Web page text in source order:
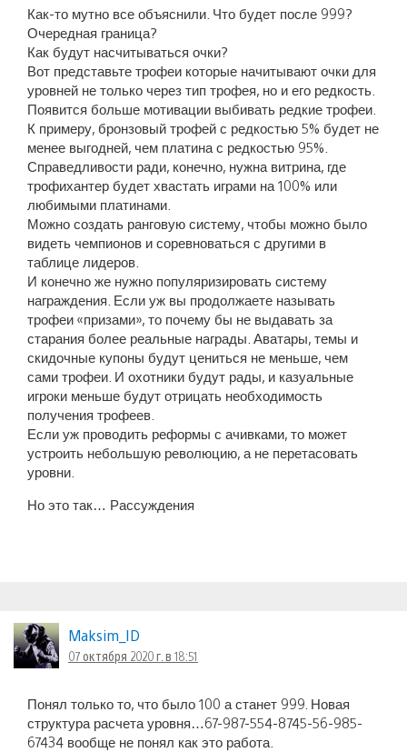
Как-то мутно все объяснили. Что будет после 999?
Очередная граница?
Как будут насчитываться очки?
Вот представьте трофеи которые начитывают очки для
уровней не только через тип трофея, но и его редкость.
Появится больше мотивации выбивать редкие трофеи.
К примеру, бронзовый трофей с редкостью 5% будет не
менее выгодней, чем платина с редкостью 95%.
Справедливости ради, конечно, нужна витрина, где
трофихантер будет хвастать играми на 100% или
любимыми платинами.
Можно создать ранговую систему, чтобы можно было
видеть чемпионов и соревноваться с другими в
таблице лидеров.
И конечно же нужно популяризировать систему
награждения. Если уж вы продолжаете называть
трофеи «призами», то почему бы не выдавать за
старания более реальные награды. Аватары, темы и
скидочные купоны будут цениться не меньше, чем
сами трофеи. И охотники будут рады, и казуальные
игроки меньше будут отрицать необходимость
получения трофеев.
Если уж проводить реформы с ачивками, то может
устроить небольшую революцию, а не перетасовать
уровни.
Но это так… Рассуждения
Maksim_ID
07 октября 2020 г. в 18:51
Понял только то, что было 100 а станет 999. Новая
структура расчета уровня…67-987-554-8745-56-985-
67434 вообще не понял как это работа.